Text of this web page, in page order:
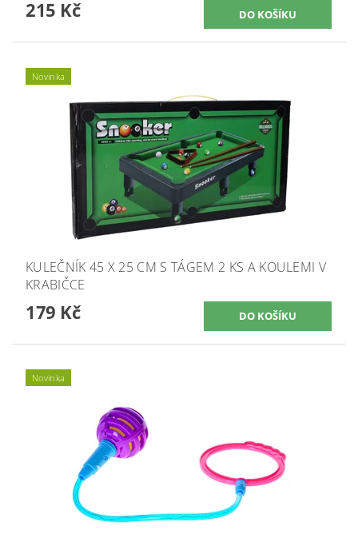
215 Kč
Novinka
KULEČNÍK 45 X 25 CM S TÁGEM 2 KS A KOULEMI V
KRABIČCE
179 Kč
Novinka